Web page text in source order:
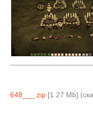
648___.zip [1.27 Mb]